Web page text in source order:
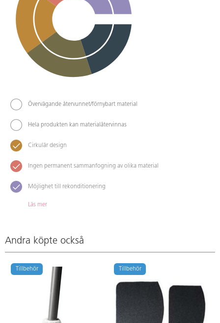
Övervägande återvunnet/förnybart material
Hela produkten kan materialåtervinnas
Cirkulär design
Ingen permanent sammanfogning av olika material
Möjlighet till rekonditionering
Läs mer
Andra köpte också
Tillbehör Tillbehör